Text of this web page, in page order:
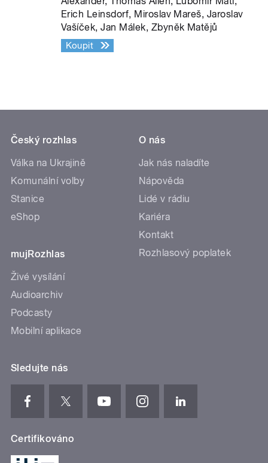
Erich Leinsdorf, Miroslav Mareš, Jaroslav
Vašíček, Jan Málek, Zbyněk Matějů
Koupit
Český rozhlas
Válka na Ukrajině
Komunální volby
Stanice
eShop
mujRozhlas
Živé vysílání
Audioarchiv
Podcasty
Mobilní aplikace
O nás
Jak nás naladíte
Nápověda
Lidé v rádiu
Kariéra
Kontakt
Rozhlasový poplatek
Sledujte nás
Certifikováno